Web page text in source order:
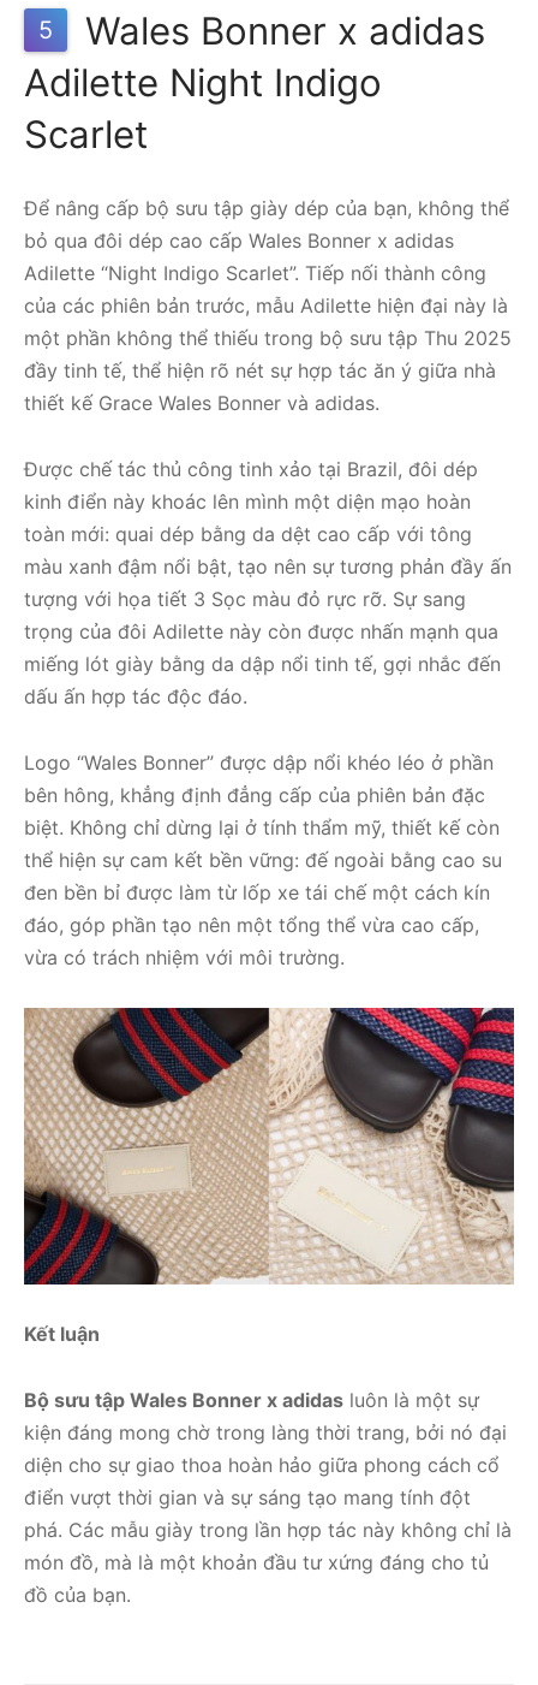
5
Wales Bonner x adidas
Adilette Night Indigo
Scarlet
Để nâng cấp bộ sưu tập giày dép của bạn, không thể
bỏ qua đôi dép cao cấp Wales Bonner x adidas
Adilette “Night Indigo Scarlet”. Tiếp nối thành công
của các phiên bản trước, mẫu Adilette hiện đại này là
một phần không thể thiếu trong bộ sưu tập Thu 2025
đầy tinh tế, thể hiện rõ nét sự hợp tác ăn ý giữa nhà
thiết kế Grace Wales Bonner và adidas.
Được chế tác thủ công tinh xảo tại Brazil, đôi dép
kinh điển này khoác lên mình một diện mạo hoàn
toàn mới: quai dép bằng da dệt cao cấp với tông
màu xanh đậm nổi bật, tạo nên sự tương phản đầy ấn
tượng với họa tiết 3 Sọc màu đỏ rực rỡ. Sự sang
trọng của đôi Adilette này còn được nhấn mạnh qua
miếng lót giày bằng da dập nổi tinh tế, gợi nhắc đến
dấu ấn hợp tác độc đáo.
Logo “Wales Bonner” được dập nổi khéo léo ở phần
bên hông, khẳng định đẳng cấp của phiên bản đặc
biệt. Không chỉ dừng lại ở tính thẩm mỹ, thiết kế còn
thể hiện sự cam kết bền vững: đế ngoài bằng cao su
đen bền bỉ được làm từ lốp xe tái chế một cách kín
đáo, góp phần tạo nên một tổng thể vừa cao cấp,
vừa có trách nhiệm với môi trường.
Kết luận
Bộ sưu tập Wales Bonner x adidas luôn là một sự
kiện đáng mong chờ trong làng thời trang, bởi nó đại
diện cho sự giao thoa hoàn hảo giữa phong cách cổ
điển vượt thời gian và sự sáng tạo mang tính đột
phá. Các mẫu giày trong lần hợp tác này không chỉ là
món đồ, mà là một khoản đầu tư xứng đáng cho tủ
đồ của bạn.